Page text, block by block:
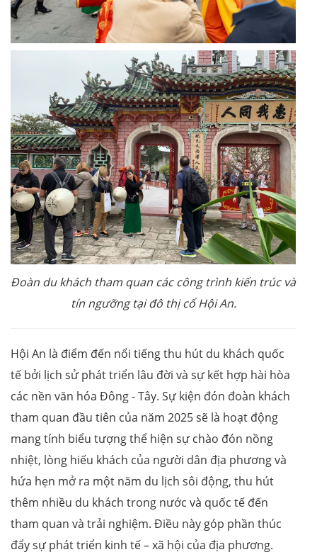
Đoàn du khách tham quan các công trình kiến trúc và
tín ngưỡng tại đô thị cổ Hội An.
Hội An là điểm đến nổi tiếng thu hút du khách quốc
tế bởi lịch sử phát triển lâu đời và sự kết hợp hài hòa
các nền văn hóa Đông - Tây. Sự kiện đón đoàn khách
tham quan đầu tiên của năm 2025 sẽ là hoạt động
mang tính biểu tượng thể hiện sự chào đón nồng
nhiệt, lòng hiếu khách của người dân địa phương và
hứa hẹn mở ra một năm du lịch sôi động, thu hút
thêm nhiều du khách trong nước và quốc tế đến
tham quan và trải nghiệm. Điều này góp phần thúc
đẩy sự phát triển kinh tế – xã hội của địa phương.